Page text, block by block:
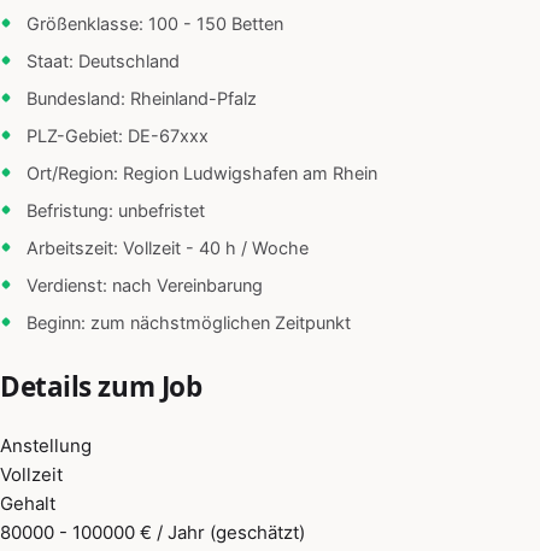
Größenklasse: 100 - 150 Betten
Staat: Deutschland
Bundesland: Rheinland-Pfalz
PLZ-Gebiet: DE-67xxx
Ort/Region: Region Ludwigshafen am Rhein
Befristung: unbefristet
Arbeitszeit: Vollzeit - 40 h / Woche
Verdienst: nach Vereinbarung
Beginn: zum nächstmöglichen Zeitpunkt
Details zum Job
Anstellung
Vollzeit
Gehalt
80000 - 100000 € / Jahr (geschätzt)